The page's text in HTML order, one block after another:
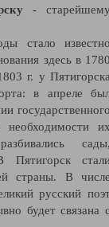
-
стало
здесь в
г. у
в апреле
Пятигорск
страны. В
русский
будет связана